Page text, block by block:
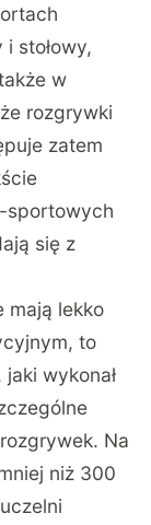
stołowy,
w
rozgrywki
zatem
sportowych
się z
mają lekko
to
wykonał
Na
niż 300